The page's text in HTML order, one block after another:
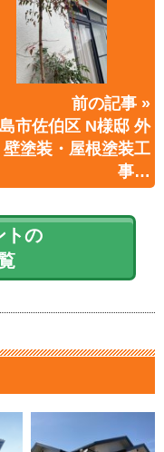
前の記事 »
市佐伯区 N様邸 外
壁塗装・屋根塗装工
事…
トの